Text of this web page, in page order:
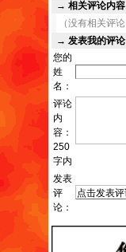
→ 相关评论内容
（没有相关评论
→ 发表我的评论
您的
姓
名：
评论
内
容：
250
字内
发表
评
论：